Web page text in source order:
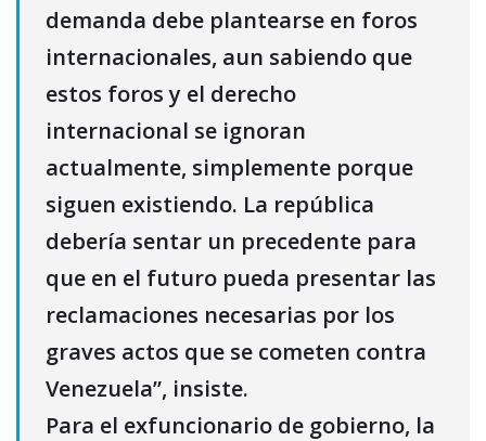
demanda debe plantearse en foros
internacionales, aun sabiendo que
estos foros y el derecho
internacional se ignoran
actualmente, simplemente porque
siguen existiendo. La república
debería sentar un precedente para
que en el futuro pueda presentar las
reclamaciones necesarias por los
graves actos que se cometen contra
Venezuela”, insiste.
Para el exfuncionario de gobierno, la